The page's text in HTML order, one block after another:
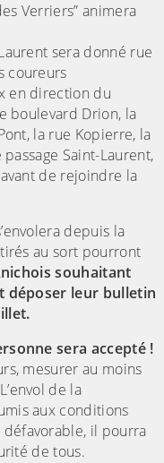
Verriers” animera
sera donné rue
coureurs
en direction du
boulevard Drion, la
la rue Kopierre, la
Saint-Laurent,
de rejoindre la
depuis la
au sort pourront
souhaitant
leur bulletin
sera accepté !
mesurer au moins
de la
aux conditions
il pourra
de tous.